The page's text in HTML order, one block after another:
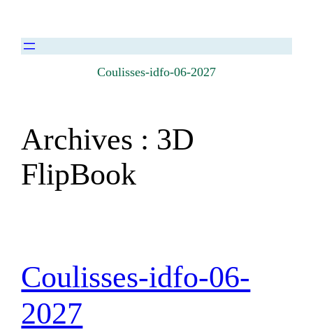
Coulisses-idfo-06-2027
Archives : 3D
FlipBook
Coulisses-idfo-06-
2027